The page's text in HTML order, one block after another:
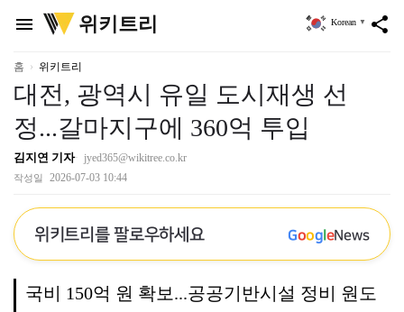
menu
위
키
리
위키트리 share
Korean ▼
홈 위키트리
대전, 광역시 유일 도시재생 선
정...갈마지구에 360억 투입
김지연 기자 jyed365@wikitree.co.kr
작성일 2026-07-03 10:44
위키트리를 팔로우하세요 GoogleNews
국비 150억 원 확보...공공기반시설 정비 원도